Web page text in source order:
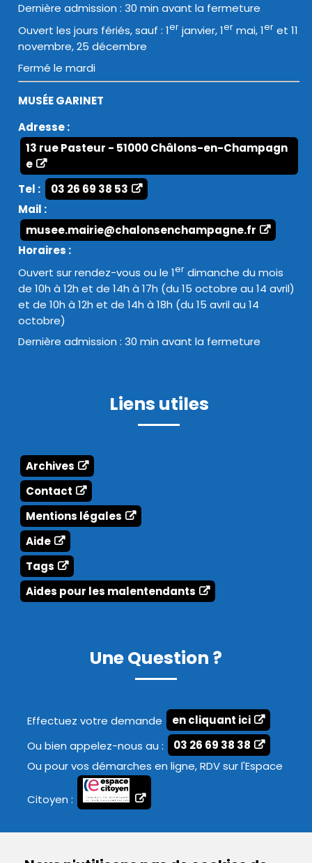
Dernière admission : 30 min avant la fermeture
Ouvert les jours fériés, sauf : 1er janvier, 1er mai, 1er et 11
novembre, 25 décembre
Fermé le mardi
MUSÉE GARINET
Adresse :
13 rue Pasteur - 51000 Châlons-en-Champagn
e
Tel :
03 26 69 38 53
Mail :
musee.mairie@chalonsenchampagne.fr
Horaires :
Ouvert sur rendez-vous ou le 1er dimanche du mois
de 10h à 12h et de 14h à 17h (du 15 octobre au 14 avril)
et de 10h à 12h et de 14h à 18h (du 15 avril au 14
octobre)
Dernière admission : 30 min avant la fermeture
Liens utiles
Archives
Contact
Mentions légales
Aide
Tags
Aides pour les malentendants
Une Question ?
Effectuez votre demande
en cliquant ici
Ou bien appelez-nous au :
03 26 69 38 38
Ou pour vos démarches en ligne, RDV sur l'Espace
Citoyen :